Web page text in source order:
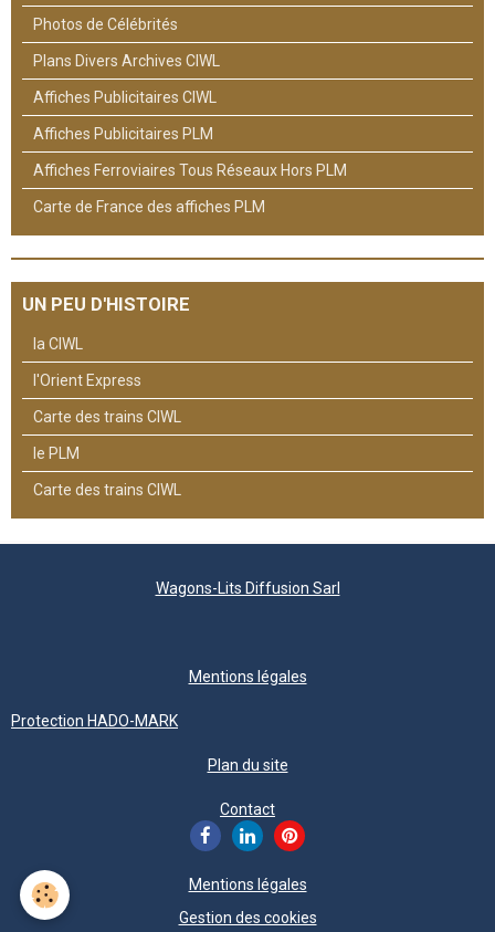
Photos de Célébrités
Plans Divers Archives CIWL
Affiches Publicitaires CIWL
Affiches Publicitaires PLM
Affiches Ferroviaires Tous Réseaux Hors PLM
Carte de France des affiches PLM
UN PEU D'HISTOIRE
la CIWL
l'Orient Express
Carte des trains CIWL
le PLM
Carte des trains CIWL
Wagons-Lits Diffusion Sarl
Mentions légales
Protection HADO-MARK
Plan du site
Contact
Mentions légales
Gestion des cookies